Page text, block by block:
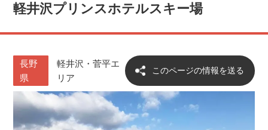
軽井沢プリンスホテルスキー場
長野
県
軽井沢・菅平エ
リア
このページの情報を送る